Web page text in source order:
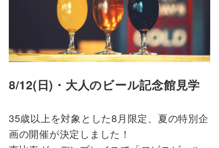
8/12(日)・大人のビール記念館見学
35歳以上を対象とした8月限定、夏の特別企
画の開催が決定しました！